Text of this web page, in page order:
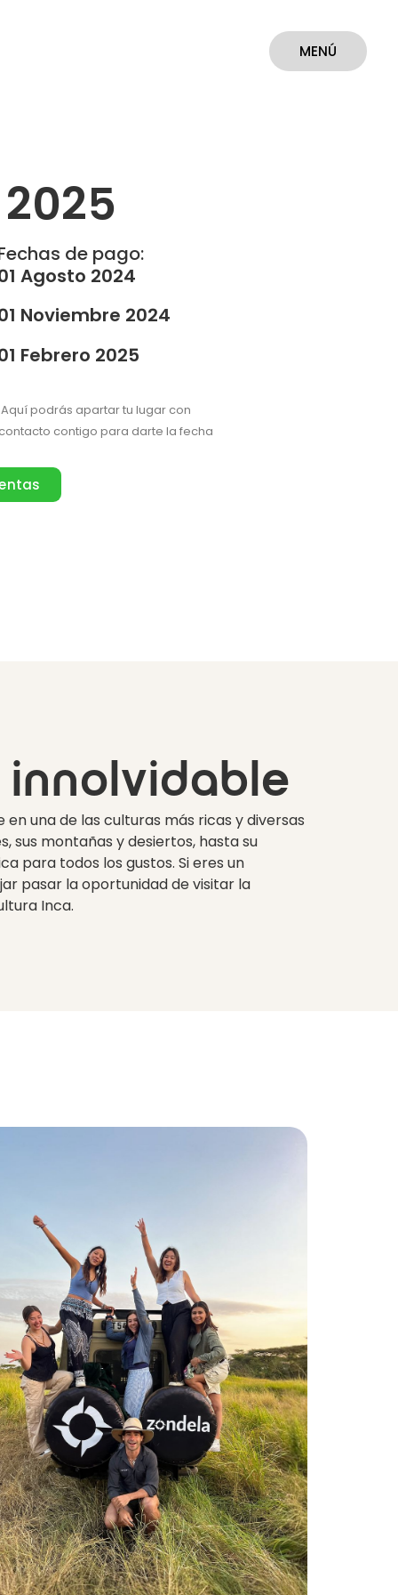
MENÚ
de pago:
Agosto 2024
Noviembre 2024
Febrero 2025
Aquí podrás apartar tu lugar con
contigo para darte la fecha
una de las culturas más ricas y diversas
sus montañas y desiertos, hasta su
para todos los gustos. Si eres un
pasar la oportunidad de visitar la
Inca.